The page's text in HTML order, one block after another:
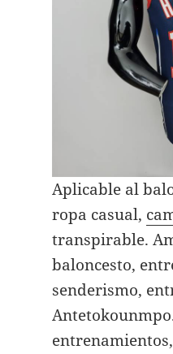
Aplicable al
ropa casual,
transpirable.
baloncesto,
senderismo,